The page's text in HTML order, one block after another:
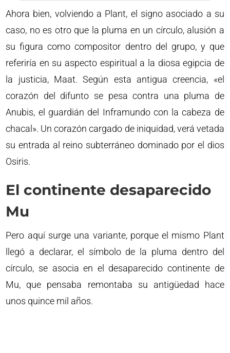
Ahora bien, volviendo a Plant, el signo asociado a su
caso, no es otro que la pluma en un círculo, alusión a
su figura como compositor dentro del grupo, y que
referiría en su aspecto espiritual a la diosa egipcia de
la justicia, Maat. Según esta antigua creencia, «el
corazón del difunto se pesa contra una pluma de
Anubis, el guardián del Inframundo con la cabeza de
chacal». Un corazón cargado de iniquidad, verá vetada
su entrada al reino subterráneo dominado por el dios
Osiris.
El continente desaparecido
Mu
Pero aquí surge una variante, porque el mismo Plant
llegó a declarar, el símbolo de la pluma dentro del
círculo, se asocia en el desaparecido continente de
Mu, que pensaba remontaba su antigüedad hace
unos quince mil años.